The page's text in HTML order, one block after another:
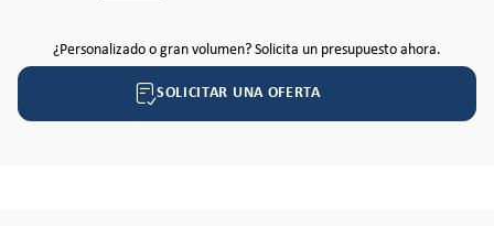
¿Personalizado o gran volumen? Solicita un presupuesto ahora.
SOLICITAR UNA OFERTA